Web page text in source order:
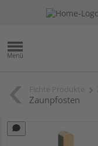
Zaunpfosten